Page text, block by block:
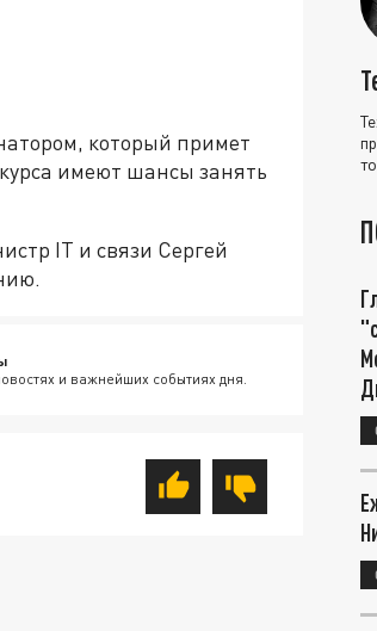
который примет
имеют шансы занять
IT и связи Сергей
и важнейших событиях дня.